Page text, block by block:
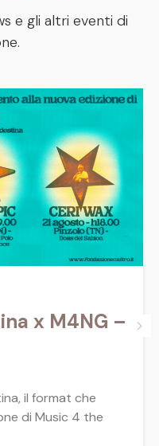
e gli altri eventi di
x M4NG –
il format che
di Music 4 the